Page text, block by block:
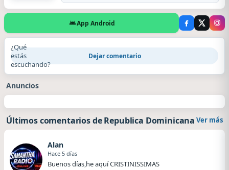
App Android
¿Qué
estás
escuchando?
Dejar comentario
Anuncios
Últimos comentarios de Republica Dominicana Ver más
Alan
Hace 5 días
Buenos días,he aquí CRISTINISSIMAS